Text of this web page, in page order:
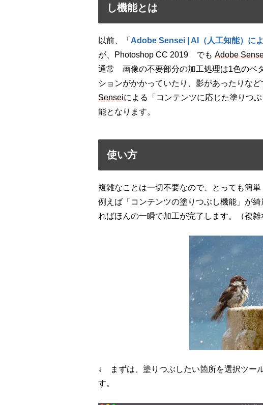
し機能とは
以前、「 Adobe Sensei | AI（人工知能）に
が、Photoshop CC 2019 でも Adobe
通常 画像の不要部分の加工処理は1色のベ
ションがかかっていたり、影があったりなど
Senseiによる「コンテンツに応じた塗りつ
能となります。
使い方
複雑なことは一切不要なので、とっても簡単
例えば「コンテンツの塗りつぶし機能」が
ればほんの一瞬で加工が完了します。（複雑
↓ まずは、塗りつぶしたい箇所を選択ツー
す。